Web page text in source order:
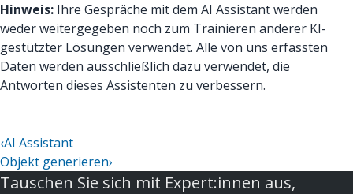
Hinweis: Ihre Gespräche mit dem AI Assistant werden
weder weitergegeben noch zum Trainieren anderer KI-
gestützter Lösungen verwendet. Alle von uns erfassten
Daten werden ausschließlich dazu verwendet, die
Antworten dieses Assistenten zu verbessern.
‹AI Assistant
Objekt generieren›
Tauschen Sie sich mit Expert:innen aus,